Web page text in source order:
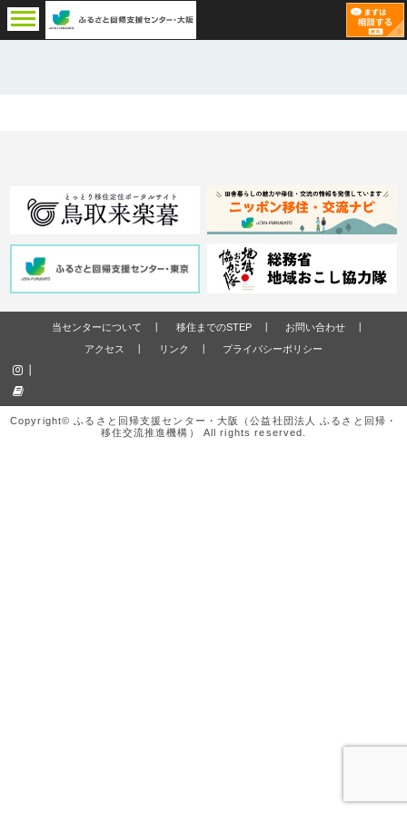
当センターについて 移住までのSTEP
お問い合わせ
アクセス
リンク プライバシーポリシー
Copyright© ふるさと回帰支援センター・大阪（公益社団法人 ふるさと回帰・
移住交流推進機構） All rights reserved.